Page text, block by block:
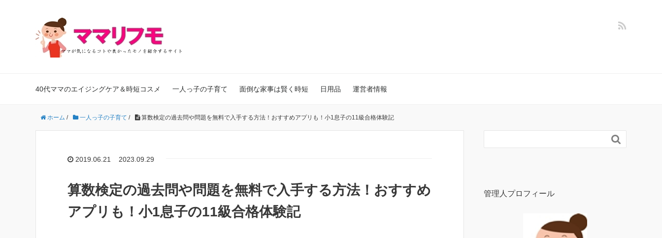
40代ママのエイジングケア＆時短コスメ 一人っ子の子育て 面倒な家事は賢く時短 日用品 運営者情報
ホーム / 一人っ子の子育て / 算数検定の過去問や問題を無料で入手する方法！おすすめアプリも！小1息子の11級合格体験記
2019.06.21 2023.09.29
算数検定の過去問や問題を無料で入手する方法！おすすめ
アプリも！小1息子の11級合格体験記

管理人プロフィール